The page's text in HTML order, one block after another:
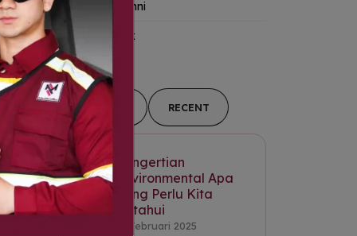
Kanal Alumni
Tips-&-Trik
POPULAR RECENT
Pengertian
Environmental Apa
yang Perlu Kita
Ketahui
11 Februari 2025